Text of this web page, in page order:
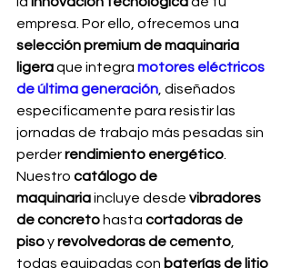
empresa. Por ello, ofrecemos una
selección premium de maquinaria
ligera que integra motores eléctricos
de última generación , diseñados
específicamente para resistir las
jornadas de trabajo más pesadas sin
perder rendimiento energético
Nuestro catálogo de
maquinaria incluye desde vibradores
de concreto hasta cortadoras de
piso y revolvedoras de cemento
todas equipadas con baterías de litio